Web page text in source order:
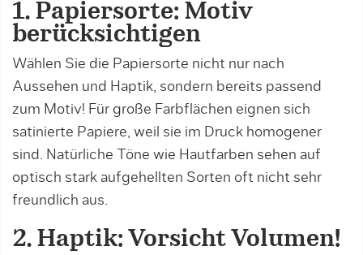
1. Papiersorte: Motiv
berücksichtigen
Wählen Sie die Papiersorte nicht nur nach
Aussehen und Haptik, sondern bereits passend
zum Motiv! Für große Farbflächen eignen sich
satinierte Papiere, weil sie im Druck homogener
sind. Natürliche Töne wie Hautfarben sehen auf
optisch stark aufgehellten Sorten oft nicht sehr
freundlich aus.
2. Haptik: Vorsicht Volumen!